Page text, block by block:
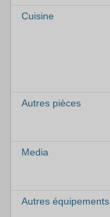
Cuisine
Autres pièces
Media
Autres équipements